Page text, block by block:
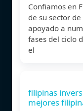
Confiamos en
de su sector
apoyado a
fases del ciclo
el
filipinas
mejores